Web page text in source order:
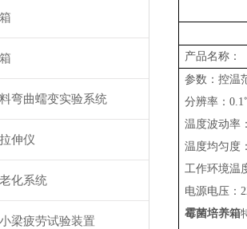
弯曲蠕变实验系统
伸仪
化系统
梁疲劳试验装置
产品名称：
参数：控温
分辨率：
温度波动率
温度均匀度
工作环境温
电源电压：
霉菌培养箱